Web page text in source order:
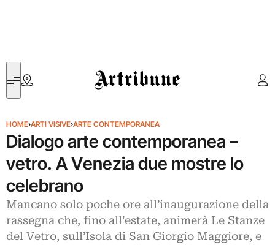
Artribune
HOME›ARTI VISIVE›ARTE CONTEMPORANEA
Dialogo arte contemporanea –
vetro. A Venezia due mostre lo
celebrano
Mancano solo poche ore all’inaugurazione della
rassegna che, fino all’estate, animerà Le Stanze
del Vetro, sull’Isola di San Giorgio Maggiore, e